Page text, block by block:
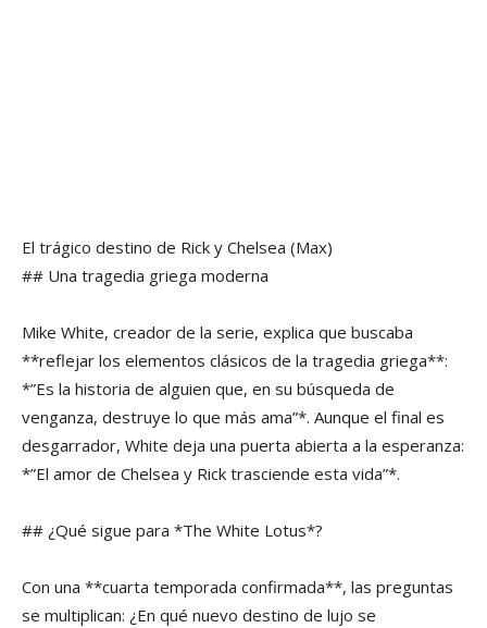
El trágico destino de Rick y Chelsea (Max)
## Una tragedia griega moderna
Mike White, creador de la serie, explica que buscaba
**reflejar los elementos clásicos de la tragedia griega**:
*”Es la historia de alguien que, en su búsqueda de
venganza, destruye lo que más ama”*. Aunque el final es
desgarrador, White deja una puerta abierta a la esperanza:
*”El amor de Chelsea y Rick trasciende esta vida”*.
## ¿Qué sigue para *The White Lotus*?
Con una **cuarta temporada confirmada**, las preguntas
se multiplican: ¿En qué nuevo destino de lujo se